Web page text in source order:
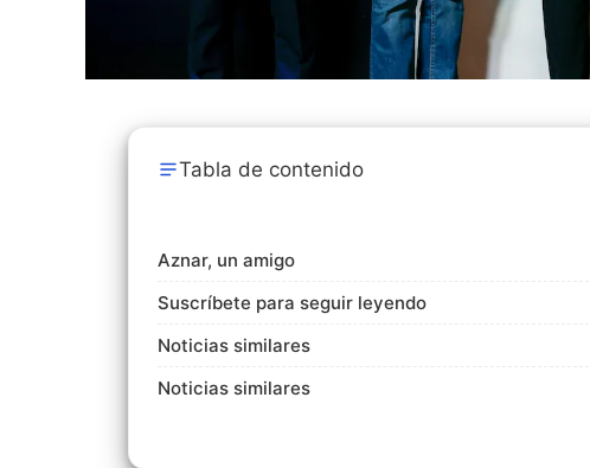
Tabla de contenido
Aznar, un amigo
Suscríbete para seguir leyendo
Noticias similares
Noticias similares